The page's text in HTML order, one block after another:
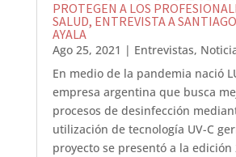
PROTEGEN A LOS
SALUD, ENTREVISTA A
AYALA
Ago 25, 2021 | Entrevistas,
En medio de la pandemia nació
empresa argentina que busca
procesos de desinfección
utilización de tecnología UV-C
proyecto se presentó a la edición